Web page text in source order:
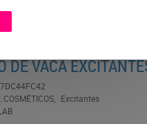
DE VACA
COSMÉTICOS
Excitantes